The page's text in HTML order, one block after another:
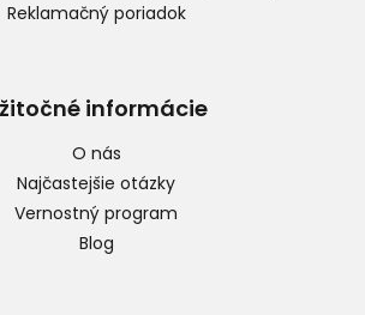
Reklamačný poriadok
informácie
O nás
Najčastejšie otázky
Vernostný program
Blog